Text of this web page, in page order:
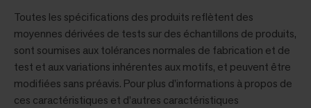
Toutes les spécifications des produits reflètent des
moyennes dérivées de tests sur des échantillons de produits,
sont soumises aux tolérances normales de fabrication et de
test et aux variations inhérentes aux motifs, et peuvent être
modifiées sans préavis. Pour plus d’informations à propos de
ces caractéristiques et d’autres caractéristiques